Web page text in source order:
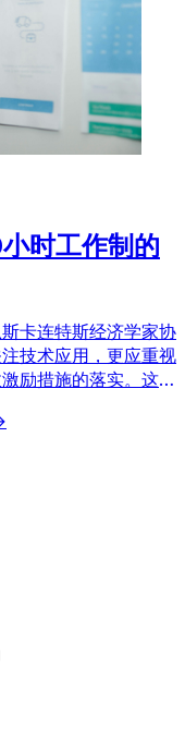
时工作制的
卡连特斯经济学家协
技术应用，更应重视
励措施的落实。这些